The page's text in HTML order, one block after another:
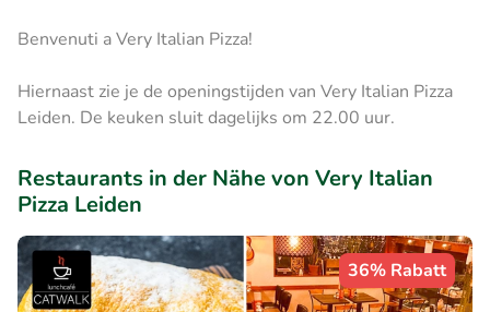
Benvenuti a Very Italian Pizza!
Hiernaast zie je de openingstijden van Very Italian Pizza
Leiden. De keuken sluit dagelijks om 22.00 uur.
Restaurants in der Nähe von Very Italian
Pizza Leiden
36% Rabatt